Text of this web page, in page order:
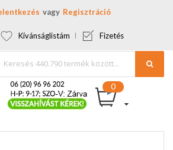
Regisztráció
Kívánságlistám Fizetés